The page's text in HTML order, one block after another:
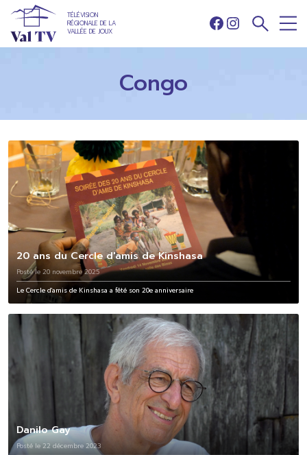
TÉLÉVISION
RÉGIONALE DE LA
VALLÉE DE JOUX
Facebook
Instagram
Congo
20 ans du Cercle d'amis de Kinshasa
Posté le 20 novembre 2025
Le Cercle d'amis de Kinshasa a fêté son 20e anniversaire
Danilo Gay
Posté le 22 décembre 2023